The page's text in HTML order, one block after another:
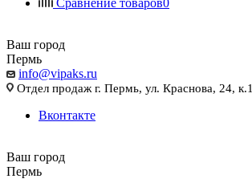
Сравнение товаров0
Ваш город
Пермь
info@vipaks.ru
Отдел продаж г. Пермь, ул. Краснова, 24, к.1
Вконтакте
Ваш город
Пермь